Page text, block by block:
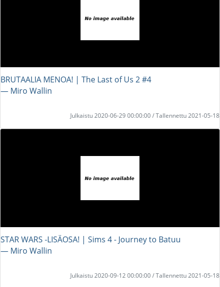
BRUTAALIA MENOA! | The Last of Us 2 #4
― Miro Wallin
Julkaistu 2020-06-29 00:00:00 / Tallennettu 2021-05-18
STAR WARS -LISÄOSA! | Sims 4 - Journey to Batuu
― Miro Wallin
Julkaistu 2020-09-12 00:00:00 / Tallennettu 2021-05-18